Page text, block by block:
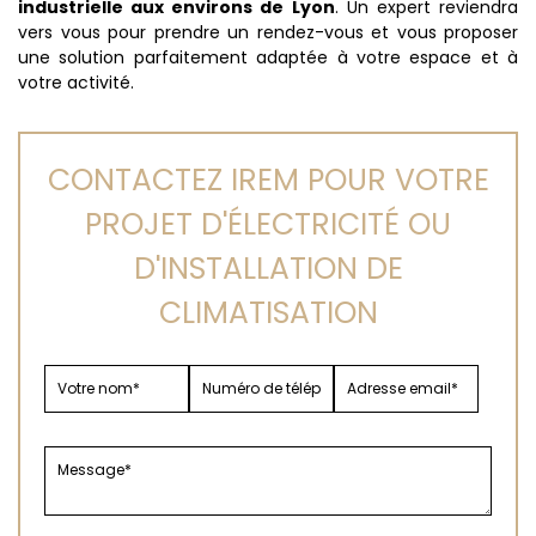
industrielle aux environs de Lyon. Un expert reviendra
vers vous pour prendre un rendez-vous et vous proposer
une solution parfaitement adaptée à votre espace et à
votre activité.
CONTACTEZ IREM POUR VOTRE
PROJET D'ÉLECTRICITÉ OU
D'INSTALLATION DE
CLIMATISATION